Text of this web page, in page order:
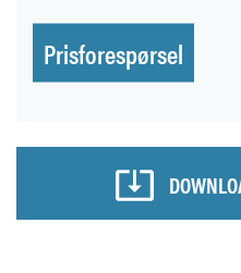
Prisforespørsel